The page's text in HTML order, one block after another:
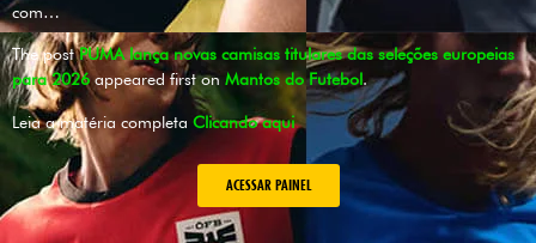
com…
The postPUMA lança novas camisas titulares das seleções europeias
para 2026appeared first on Mantos do Futebol.
Leia a matéria completa Clicando aqui
ACESSAR PAINEL